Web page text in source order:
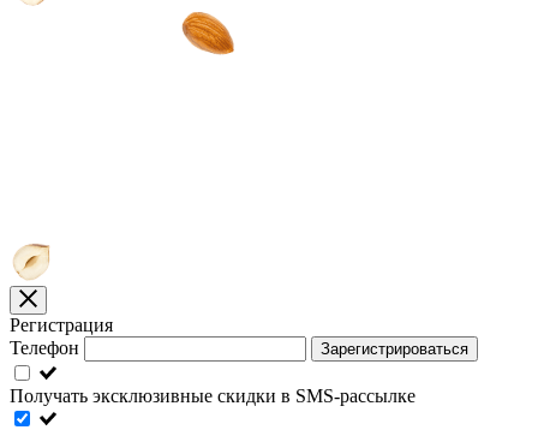
Регистрация
Телефон
Зарегистрироваться
Получать эксклюзивные скидки в SMS-рассылке